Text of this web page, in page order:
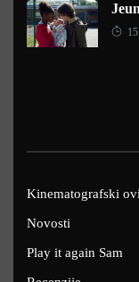
Kinematografski
Novosti
Play it again Sam